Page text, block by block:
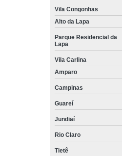
Vila Congonhas
Alto da Lapa
Parque Residencial da
Lapa
Vila Carlina
Amparo
Campinas
Guareí
Jundiaí
Rio Claro
Tietê